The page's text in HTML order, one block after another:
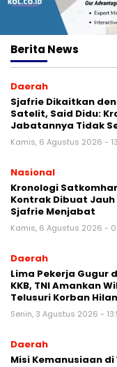
Berita News
Daerah
Sjafrie Dikaitkan
Satelit, Said Didu:
Jabatannya Tidak
Kamis, 6 Agustus 2026 -
Nasional
Kronologi
Kontrak Dibuat Jauh
Sjafrie Menjabat
Kamis, 6 Agustus 2026 -
Daerah
Lima Pekerja Gugur
KKB, TNI Amankan
Telusuri Korban
Senin, 3 Agustus 2026 -
Daerah
Misi Kemanusiaan di